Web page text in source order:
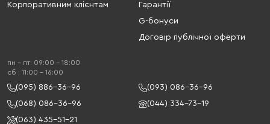
Корпоративним клієнтам
Гарантії
G-бонуси
Договір публічної оферти
пн - пт: 09:00 - 18:00
cб : 11:00 - 16:00
(095) 886-36-96
(093) 086-36-96
(068) 086-36-96
(044) 334-73-19
(063) 435-51-21